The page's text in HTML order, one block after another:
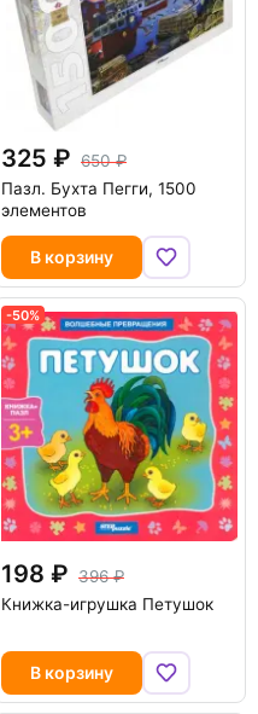
325
650
Пазл. Бухта Пегги, 1500
элементов
В корзину
-50%
198
396
Книжка-игрушка Петушок
В корзину